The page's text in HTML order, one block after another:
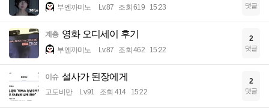
부엔까미노 Lv.87 조회 619 15:23 댓글
계층 영화 오디세이 후기
부엔까미노 Lv.87 조회 462 15:22
2
댓글
이슈 설사가 된장에게
고도비만 Lv.91 조회 414 15:22
2
댓글